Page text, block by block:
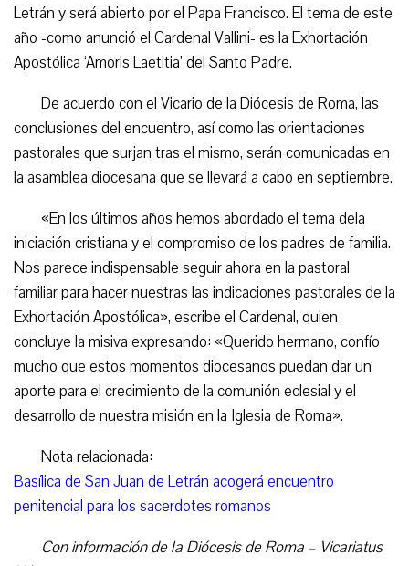
Letrán y será abierto por el Papa Francisco. El tema de este
año -como anunció el Cardenal Vallini- es la Exhortación
Apostólica ‘Amoris Laetitia’ del Santo Padre.
De acuerdo con el Vicario de la Diócesis de Roma, las
conclusiones del encuentro, así como las orientaciones
pastorales que surjan tras el mismo, serán comunicadas en
la asamblea diocesana que se llevará a cabo en septiembre.
«En los últimos años hemos abordado el tema dela
iniciación cristiana y el compromiso de los padres de familia.
Nos parece indispensable seguir ahora en la pastoral
familiar para hacer nuestras las indicaciones pastorales de la
Exhortación Apostólica», escribe el Cardenal, quien
concluye la misiva expresando: «Querido hermano, confío
mucho que estos momentos diocesanos puedan dar un
aporte para el crecimiento de la comunión eclesial y el
desarrollo de nuestra misión en la Iglesia de Roma».
Nota relacionada:
Basílica de San Juan de Letrán acogerá encuentro
penitencial para los sacerdotes romanos
Con información de la Diócesis de Roma – Vicariatus